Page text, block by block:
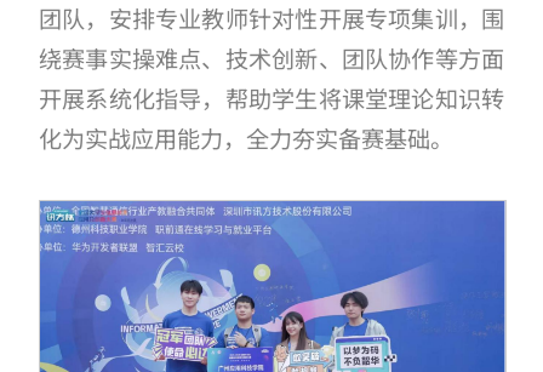
团队，安排专业教师针对性开展专项集训，围
绕赛事实操难点、技术创新、团队协作等方面
开展系统化指导，帮助学生将课堂理论知识转
化为实战应用能力，全力夯实备赛基础。